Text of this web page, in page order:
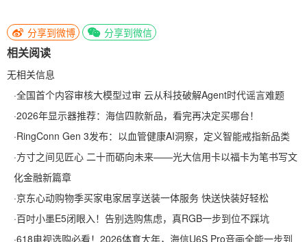
分享到微博 分享到微信
相关阅读
无相关信息
·全国首个内容审核大模型过审 云从科技破解Agent时代谣言难题
·2026年显示器推荐：海信四款新品，看完再决定买哪台！
·RingConn Gen 3发布：以血管健康AI洞察，定义智能戒指新品类
·方寸之间见匠心 二十而砺向未来——光大信用卡以福卡为笔书写文
化金融新篇章
·京东心动购物季买家电家居享送装一体服务 快送快装好轻松
·百吋小墨E5闭眼入！告别选购焦虑，真RGB一步到位不踩坑
·618电视选购必看！2026体育大年，海信U6S Pro音画全能一步到